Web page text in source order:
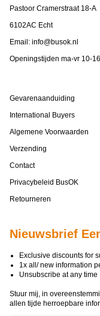
Pastoor Cramerstraat 18-A
6102AC Echt
Email: info@busok.nl
Openingstijden ma-vr 10-
Gevarenaanduiding
International Buyers
Algemene Voorwaarden
Verzending
Contact
Privacybeleid BusOK
Retourneren
Nieuwsbrief
Exclusive discounts for
1x all/ new information
Unsubscribe at any time
Stuur mij, in
allen tijde herroepbare